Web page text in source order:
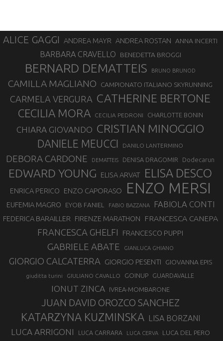
ALICE GAGGI ANDREA MAYR ANDREA ROSTAN ANNA INCERTI
BARBARA CRAVELLO BENEDETTA BROGGI
BERNARD DEMATTEIS BRUNO BRUNOD
CAMILLA MAGLIANO CAMPIONATO ITALIANO SKYRUNNING
CARMELA VERGURA CATHERINE BERTONE
CECILIA MORA CECILIA PEDRONI CHARLOTTE BONIN
CHIARA GIOVANDO CRISTIAN MINOGGIO
DANIELE MEUCCI DANILO LANTERMINO
DEBORA CARDONE DEMATTEIS DENISA DRAGOMIR Dodecarun
EDWARD YOUNG ELISA ARVAT ELISA DESCO
ENRICA PERICO ENZO CAPORASO ENZO MERSI
EUFEMIA MAGRO EYOB FANIEL FABIO BAZZANA FABIOLA CONTI
FEDERICA BARAILLER FIRENZE MARATHON FRANCESCA CANEPA
FRANCESCA GHELFI FRANCESCO PUPPI
GABRIELE ABATE GIANLUCA GHIANO
GIORGIO CALCATERRA GIORGIO PESENTI GIOVANNA EPIS
giuditta turini GIULIANO CAVALLO GOINUP GUARDAVALLE
IONUT ZINCA IVREA-MOMBARONE
JUAN DAVID OROZCO SANCHEZ
KATARZYNA KUZMINSKA LISA BORZANI
LUCA ARRIGONI LUCA CARRARA LUCA CERVA LUCA DEL PERO